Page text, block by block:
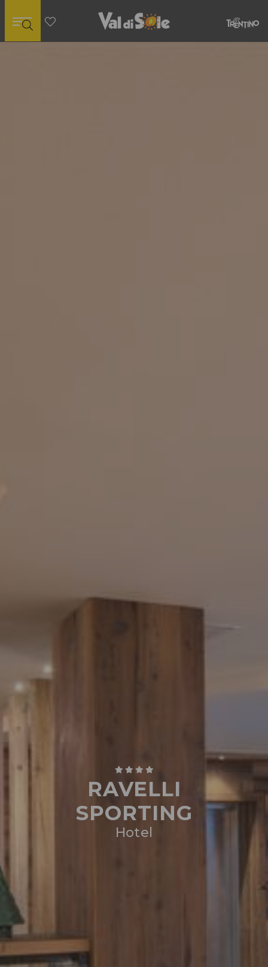
RAVELLI
SPORTING
Hotel